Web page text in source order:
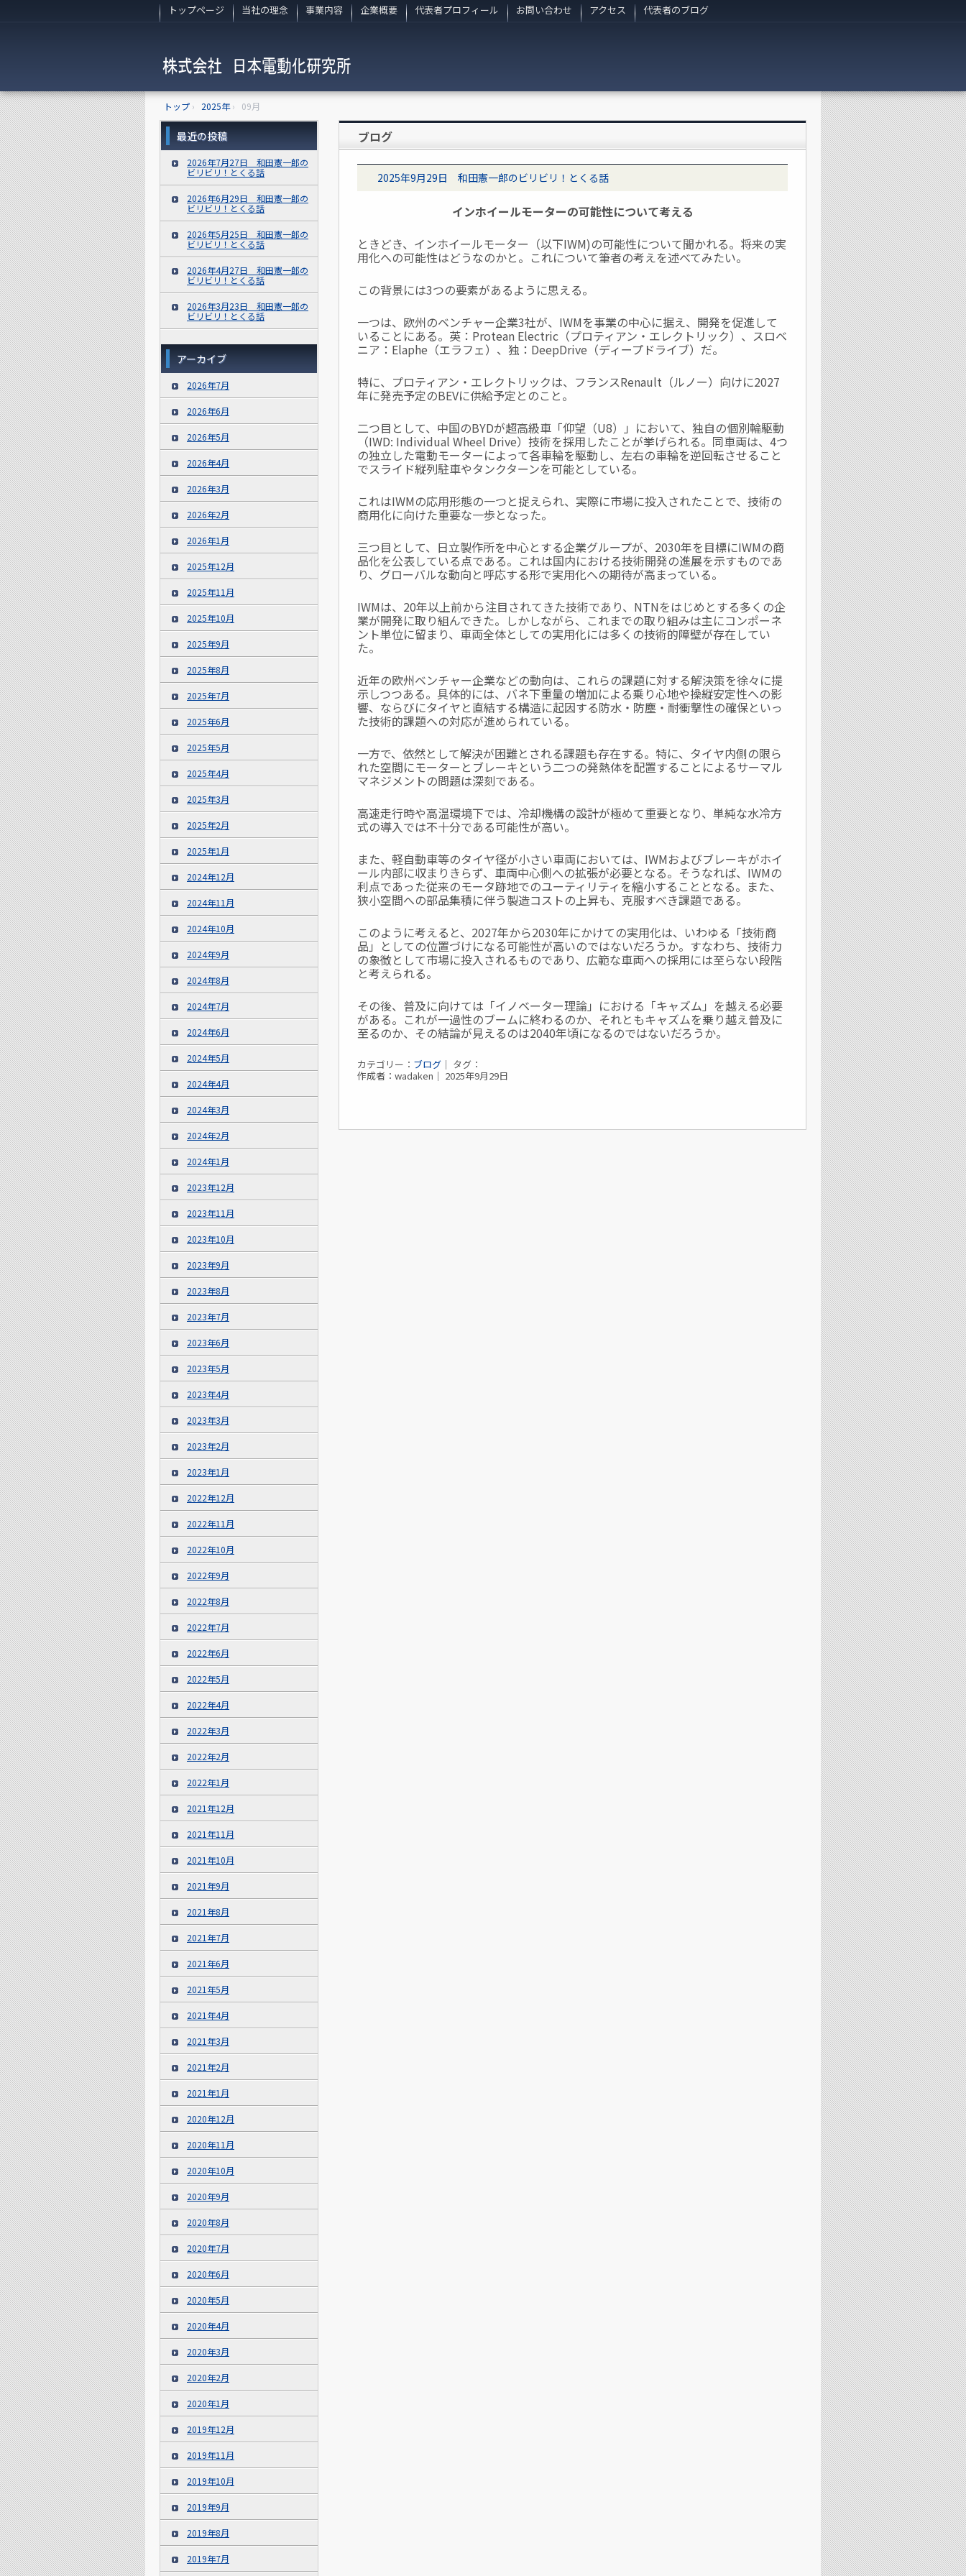
トップページ 当社の理念 事業内容 企業概要 代表者プロフィール お問い合わせ アクセス 代表者のブログ
トップ › 2025年› 09月
ブログ
2025年9月29日 和田憲一郎のビリビリ！とくる話
インホイールモーターの可能性について考える
ときどき、インホイールモーター（以下IWM)の可能性について聞かれる。将来の実
用化への可能性はどうなのかと。これについて筆者の考えを述べてみたい。
この背景には3つの要素があるように思える。
一つは、欧州のベンチャー企業3社が、IWMを事業の中心に据え、開発を促進して
いることにある。英：Protean Electric（プロティアン・エレクトリック）、スロベ
ニア：Elaphe（エラフェ）、独：DeepDrive（ディープドライブ）だ。
特に、プロティアン・エレクトリックは、フランスRenault（ルノー）向けに2027
年に発売予定のBEVに供給予定とのこと。
二つ目として、中国のBYDが超高級車「仰望（U8）」において、独自の個別輪駆動
（IWD: Individual Wheel Drive）技術を採用したことが挙げられる。同車両は、4つ
の独立した電動モーターによって各車輪を駆動し、左右の車輪を逆回転させること
でスライド縦列駐車やタンクターンを可能としている。
これはIWMの応用形態の一つと捉えられ、実際に市場に投入されたことで、技術の
商用化に向けた重要な一歩となった。
三つ目として、日立製作所を中心とする企業グループが、2030年を目標にIWMの商
品化を公表している点である。これは国内における技術開発の進展を示すものであ
り、グローバルな動向と呼応する形で実用化への期待が高まっている。
IWMは、20年以上前から注目されてきた技術であり、NTNをはじめとする多くの企
業が開発に取り組んできた。しかしながら、これまでの取り組みは主にコンポーネ
ント単位に留まり、車両全体としての実用化には多くの技術的障壁が存在してい
た。
近年の欧州ベンチャー企業などの動向は、これらの課題に対する解決策を徐々に提
示しつつある。具体的には、バネ下重量の増加による乗り心地や操縦安定性への影
響、ならびにタイヤと直結する構造に起因する防水・防塵・耐衝撃性の確保といっ
た技術的課題への対応が進められている。
一方で、依然として解決が困難とされる課題も存在する。特に、タイヤ内側の限ら
れた空間にモーターとブレーキという二つの発熱体を配置することによるサーマル
マネジメントの問題は深刻である。
高速走行時や高温環境下では、冷却機構の設計が極めて重要となり、単純な水冷方
式の導入では不十分である可能性が高い。
また、軽自動車等のタイヤ径が小さい車両においては、IWMおよびブレーキがホイ
ール内部に収まりきらず、車両中心側への拡張が必要となる。そうなれば、IWMの
利点であった従来のモータ跡地でのユーティリティを縮小することとなる。また、
狭小空間への部品集積に伴う製造コストの上昇も、克服すべき課題である。
このように考えると、2027年から2030年にかけての実用化は、いわゆる「技術商
品」としての位置づけになる可能性が高いのではないだろうか。すなわち、技術力
の象徴として市場に投入されるものであり、広範な車両への採用には至らない段階
と考えられる。
その後、普及に向けては「イノベーター理論」における「キャズム」を越える必要
がある。これが一過性のブームに終わるのか、それともキャズムを乗り越え普及に
至るのか、その結論が見えるのは2040年頃になるのではないだろうか。
カテゴリー： ブログ ｜ タグ：
作成者：wadaken｜ 2025年9月29日
最近の投稿
2026年7月27日 和田憲一郎の
ビリビリ！とくる話
2026年6月29日 和田憲一郎の
ビリビリ！とくる話
2026年5月25日 和田憲一郎の
ビリビリ！とくる話
2026年4月27日 和田憲一郎の
ビリビリ！とくる話
2026年3月23日 和田憲一郎の
ビリビリ！とくる話
アーカイブ
2026年7月
2026年6月
2026年5月
2026年4月
2026年3月
2026年2月
2026年1月
2025年12月
2025年11月
2025年10月
2025年9月
2025年8月
2025年7月
2025年6月
2025年5月
2025年4月
2025年3月
2025年2月
2025年1月
2024年12月
2024年11月
2024年10月
2024年9月
2024年8月
2024年7月
2024年6月
2024年5月
2024年4月
2024年3月
2024年2月
2024年1月
2023年12月
2023年11月
2023年10月
2023年9月
2023年8月
2023年7月
2023年6月
2023年5月
2023年4月
2023年3月
2023年2月
2023年1月
2022年12月
2022年11月
2022年10月
2022年9月
2022年8月
2022年7月
2022年6月
2022年5月
2022年4月
2022年3月
2022年2月
2022年1月
2021年12月
2021年11月
2021年10月
2021年9月
2021年8月
2021年7月
2021年6月
2021年5月
2021年4月
2021年3月
2021年2月
2021年1月
2020年12月
2020年11月
2020年10月
2020年9月
2020年8月
2020年7月
2020年6月
2020年5月
2020年4月
2020年3月
2020年2月
2020年1月
2019年12月
2019年11月
2019年10月
2019年9月
2019年8月
2019年7月